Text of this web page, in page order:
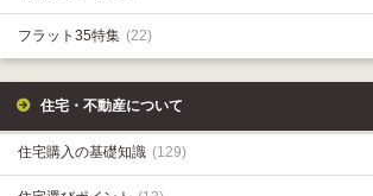
フラット35特集 (22)
住宅・不動産について
住宅購入の基礎知識 (129)